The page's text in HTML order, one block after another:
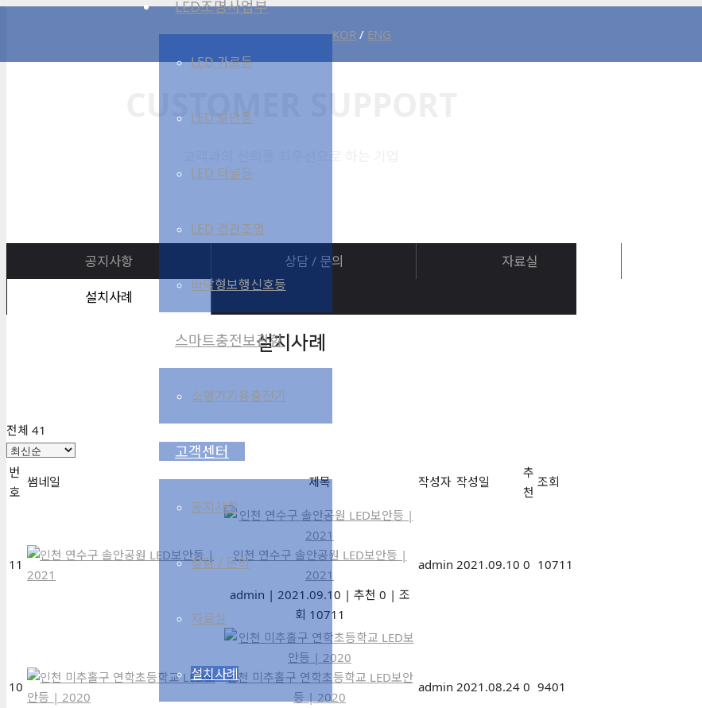
LED조명사업부
LED 가로등
LED 보안등
LED 터널등
LED 경관조명
바닥형보행신호등
스마트충전보관함
소형기기용충전기
고객센터
공지사항
상담 / 문의
자료실
설치사례
KOR / ENG
CUSTOMER SUPPORT
공지사항 상담 / 문의
자료실
설치사례
설치사례
전체 41
번
호
썸네일 제목 작성자 작성일
추
천
조회
11
인천 연수구 솔안공원 LED보안등 |
2021
admin | 2021.09.10 | 추천 0 | 조
회 10711
admin 2021.09.10 0 10711
10
인천 미추홀구 연학초등학교 LED보안
등 | 2020
admin 2021.08.24 0 9401